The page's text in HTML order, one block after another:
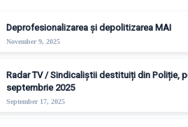
Deprofesionalizarea și depolitizarea MAI
November 9, 2025
Radar TV / Sindicaliștii destituiți din Poliție,
septembrie 2025
September 17, 2025